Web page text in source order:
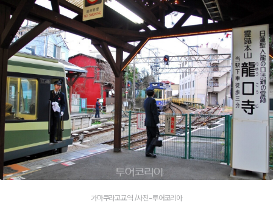
가마쿠라고교역 /사진-투어코리아